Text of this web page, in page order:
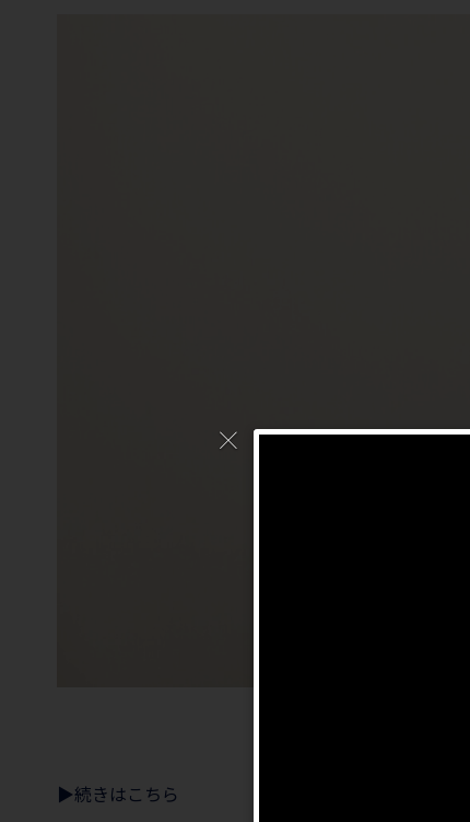
▶︎続きはこちら